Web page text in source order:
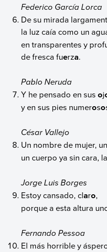
Federico García Lorca
De su mirada
la luz caía como un
en transparentes y
de fresca fuerza.
Pablo Neruda
Y he pensado en susoj
y en sus pies numeroso
César Vallejo
Un nombre de mujer,
un cuerpo ya sin cara,
Jorge Luis Borges
Estoy cansado, claro,
porque a esta altura
Fernando Pessoa
El más horrible y